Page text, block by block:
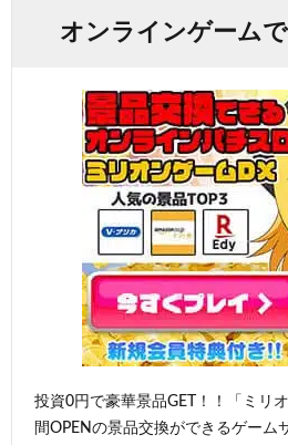
オンラインゲーム
投資0円で豪華景品GET！！「ミリ
間OPENの景品交換ができるゲーム